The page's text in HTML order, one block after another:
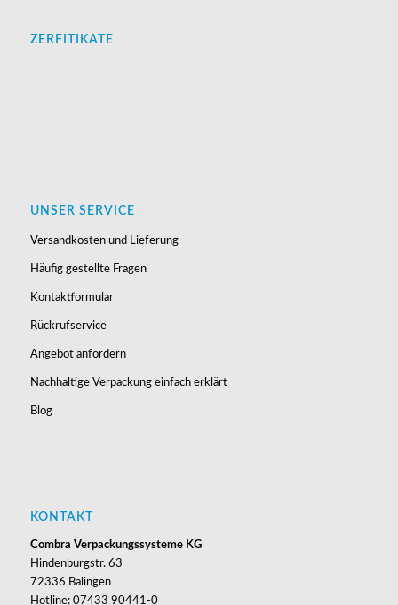
ZERFITIKATE
UNSER SERVICE
Versandkosten und Lieferung
Häufig gestellte Fragen
Kontaktformular
Rückrufservice
Angebot anfordern
Nachhaltige Verpackung einfach erklärt
Blog
KONTAKT
Combra Verpackungssysteme KG
Hindenburgstr. 63
72336 Balingen
Hotline: 07433 90441-0